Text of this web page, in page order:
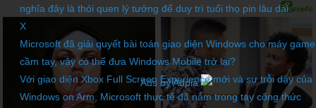
Ads by Adpia
nghĩa đây là thói quen lý tưởng để duy trì tuổi thọ pin lâu dài.
X
Microsoft đã giải quyết bài toán giao diện Windows cho máy game
cầm tay, vậy có thể đưa Windows Mobile trở lại?
Với giao diện Xbox Full Screen Experience mới và sự trỗi dậy của
Windows on Arm, Microsoft thực tế đã nắm trong tay công thức